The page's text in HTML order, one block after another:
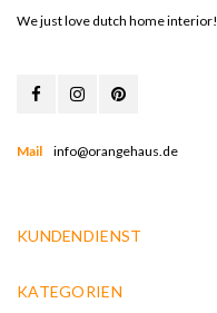
We just love dutch home interior!
Mail info@orangehaus.de
KUNDENDIENST
KATEGORIEN